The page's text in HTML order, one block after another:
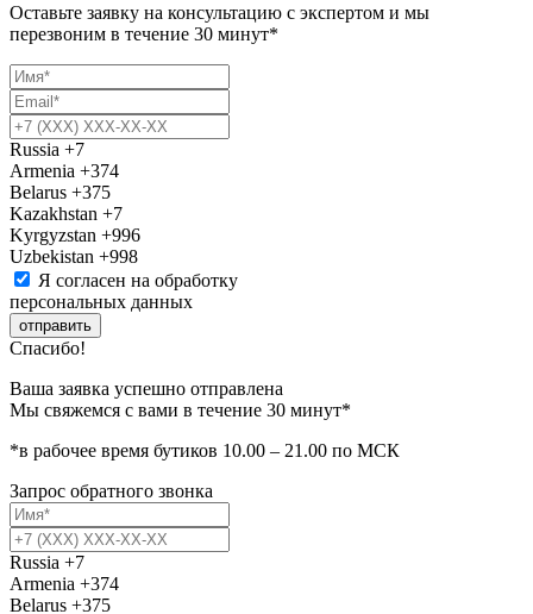
Оставьте заявку на консультацию с экспертом и мы
перезвоним в течение 30 минут*
Russia +7
Armenia +374
Belarus +375
Kazakhstan +7
Kyrgyzstan +996
Uzbekistan +998
Я согласен на обработку
персональных данных
отправить
Спасибо!
Ваша заявка успешно отправлена
Мы свяжемся с вами в течение 30 минут*
*в рабочее время бутиков 10.00 – 21.00 по МСК
Запрос обратного звонка
Russia +7
Armenia +374
Belarus +375